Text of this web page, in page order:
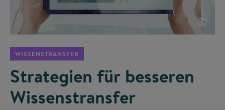
©
WISSENSTRANSFER
Strategien für besseren
Wissenstransfer